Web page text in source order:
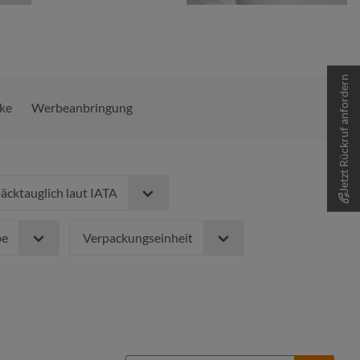
Werbeanbringung
laut IATA
Verpackungseinheit
Jetzt Rückruf anfordern